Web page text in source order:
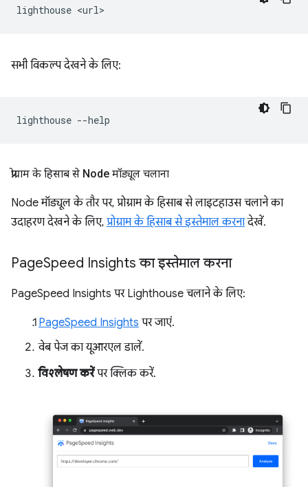
lighthouse
सभी विकल्प देखने के लिए:
lighthouse
प्रोग्राम के हिसाब से Node मॉड्यूल चलाना
Node मॉड्यूल के तौर पर, प्रोग्राम के हिसाब से लाइटहाउस चलाने का
उदाहरण देखने के लिए, प्रोग्राम के हिसाब से इस्तेमाल करनादेखें.
PageSpeed Insights का इस्तेमाल करना
PageSpeed Insights पर Lighthouse चलाने के लिए:
PageSpeed Insights पर जाएं.
वेब पेज का यूआरएल डालें.
विश्लेषण करेंपर क्लिक करें.